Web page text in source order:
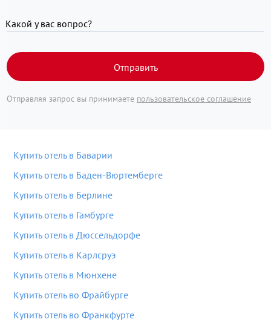
Какой у вас вопрос?
Отправить
Отправляя запрос вы принимаете пользовательское соглашение
Купить отель в Баварии
Купить отель в Баден-Вюртемберге
Купить отель в Берлине
Купить отель в Гамбурге
Купить отель в Дюссельдорфе
Купить отель в Карлсруэ
Купить отель в Мюнхене
Купить отель во Фрайбурге
Купить отель во Франкфурте